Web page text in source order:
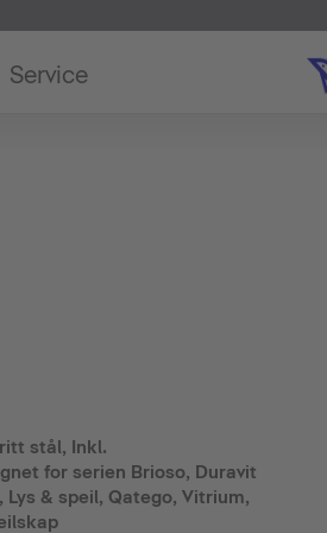
Service
stål, Inkl.
for serien Brioso, Duravit
Lys & speil, Qatego, Vitrium,